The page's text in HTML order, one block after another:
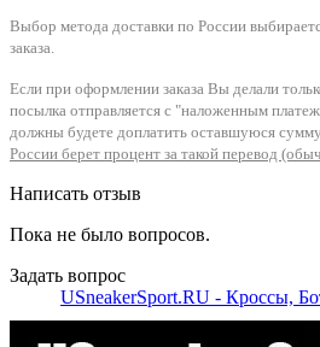
Выбор метода доставки по России
заказа.
Если при оформлении заказа Вы делали
посылка отправляется с "наложенным
должны будете доплатить оставшуюся сумму
России берет процент за такой перевод
Написать отзыв
Пока не было вопросов.
Задать вопрос
USneakerSport.RU - Кроссы,